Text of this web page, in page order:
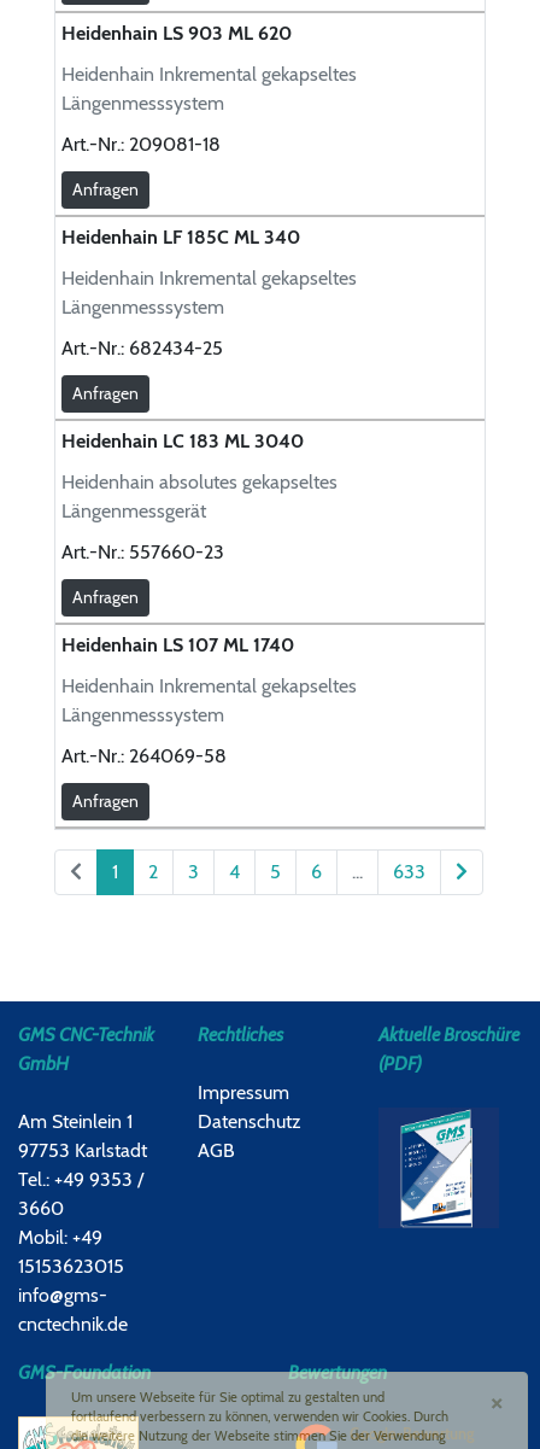
Heidenhain LS 903 ML 620
Heidenhain Inkremental gekapseltes
Längenmesssystem
Art.-Nr.: 209081-18
Anfragen
Heidenhain LF 185C ML 340
Heidenhain Inkremental gekapseltes
Längenmesssystem
Art.-Nr.: 682434-25
Anfragen
Heidenhain LC 183 ML 3040
Heidenhain absolutes gekapseltes
Längenmessgerät
Art.-Nr.: 557660-23
Anfragen
Heidenhain LS 107 ML 1740
Heidenhain Inkremental gekapseltes
Längenmesssystem
Art.-Nr.: 264069-58
Anfragen
1 2 3 4 5 6 ... 633
GMS CNC-Technik
GmbH
Am Steinlein 1
97753 Karlstadt
Tel.: +49 9353 /
3660
Mobil: +49
15153623015
info@gms-
cnctechnik.de
Rechtliches
Impressum
Datenschutz
AGB
Aktuelle Broschüre
(PDF)
GMS-Foundation Bewertungen
Google-Bewertung
Um unsere Webseite für Sie optimal zu gestalten und
fortlaufend verbessern zu können, verwenden wir Cookies. Durch
die weitere Nutzung der Webseite stimmen Sie der Verwendung
×